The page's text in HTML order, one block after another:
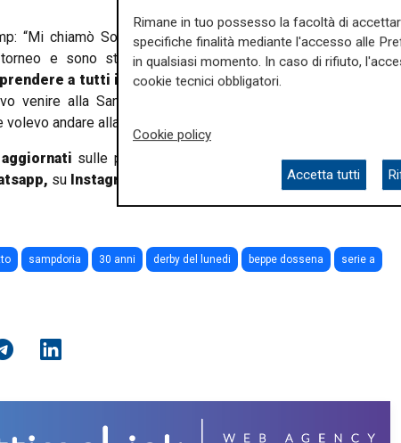
“Mi chiamò Soncini per fare il torneo di Viareggio con il
e sono stato nominato miglior portiere del torneo.
a tutti i costi. Così mi ha chiamato Arnuzzo a casa
venire alla Sampdoria perchè il Bologna mi voleva dare
andare alla Sampdoria e sono andato alla Sampdoria.
sulle principali notizie sulla Liguria seguiteci sul
su Instagram Facebook.
sampdoria 30 anni derby del lunedi beppe dossena serie a
Rimane in tuo possesso la facoltà di
specifiche finalità mediante l'accesso alle
in qualsiasi momento. In caso di rifiuto,
cookie tecnici obbligatori.
Cookie policy
Accetta tutti